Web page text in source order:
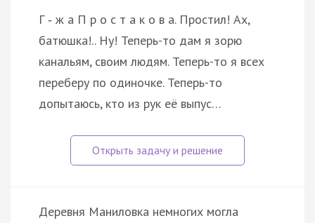
Г ‑ ж а П р о с т а к о в а. Простил! Ах,
батюшка!.. Ну! Теперь-то дам я зорю
канальям, своим людям. Теперь-то я всех
переберу по одиночке. Теперь-то
допытаюсь, кто из рук её выпус…
Деревня Маниловка немногих могла